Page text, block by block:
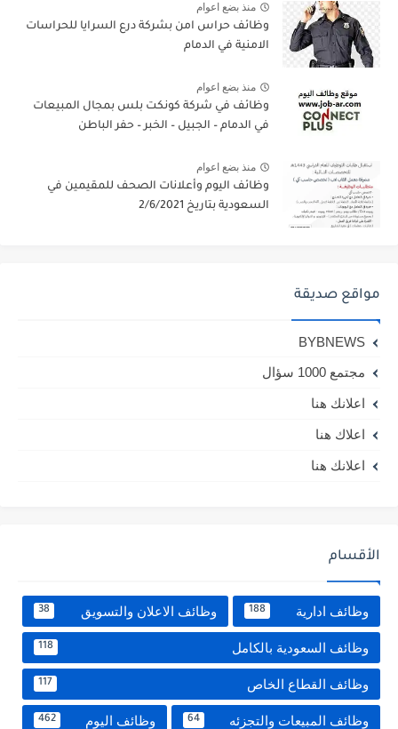
منذ بضع اعوام
وظائف حراس امن بشركة درع السرايا للحراسات
الامنية في الدمام
منذ بضع اعوام
وظائف في شركة كونكت بلس بمجال المبيعات
في الدمام – الجبيل – الخبر – حفر الباطن
منذ بضع اعوام
وظائف اليوم وأعلانات الصحف للمقيمين في
السعودية بتاريخ 2/6/2021
مواقع صديقة
BYBNEWS
مجتمع 1000 سؤال
اعلانك هنا
اعلاك هنا
اعلانك هنا
الأقسام
وظائف ادارية 188 وظائف الاعلان والتسويق 38
وظائف السعودية بالكامل 118
وظائف القطاع الخاص 117
وظائف المبيعات والتجزئه 64 وظائف اليوم 462